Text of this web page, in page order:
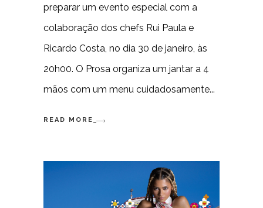
preparar um evento especial com a
colaboração dos chefs Rui Paula e
Ricardo Costa, no dia 30 de janeiro, às
20h00. O Prosa organiza um jantar a 4
mãos com um menu cuidadosamente
READ MORE